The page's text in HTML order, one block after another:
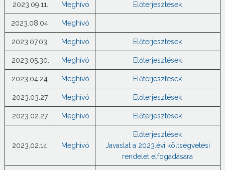
2023.09.11. Meghívó Előterjesztések
2023.08.04. Meghívó
2023.07.03. Meghívó Előterjesztések
2023.05.30. Meghívó Előterjesztések
2023.04.24. Meghívó Előterjesztések
2023.03.27. Meghívó Előterjesztések
2023.02.27. Meghívó Előterjesztések
2023.02.14. Meghívó
Előterjesztések
Javaslat a 2023.évi költségvetési
rendelet elfogadására